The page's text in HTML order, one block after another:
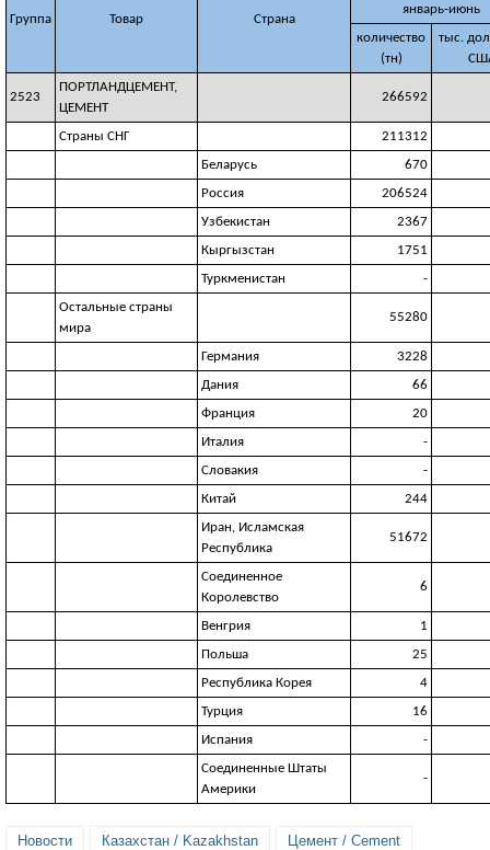
Группа Товар Страна
январь-июнь
количество
(тн)
тыс.
2523
ПОРТЛАНДЦЕМЕНТ,
ЦЕМЕНТ
266592
Страны СНГ
211312
Беларусь
670
Россия
206524
Узбекистан
2367
Кыргызстан
1751
Туркменистан
-
Остальные страны
мира
55280
Германия
3228
Дания
66
Франция
20
Италия
-
Словакия
-
Китай
244
Иран, Исламская
Республика
51672
Соединенное
Королевство
6
Венгрия
1
Польша
25
Республика Корея
4
Турция
16
Испания
-
Соединенные Штаты
Америки
-
Новости Казахстан / Kazakhstan Цемент / Cement